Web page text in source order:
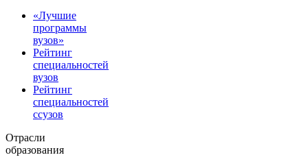
«Лучшие
программы
вузов»
Рейтинг
специальностей
вузов
Рейтинг
специальностей
ссузов
Отрасли
образования